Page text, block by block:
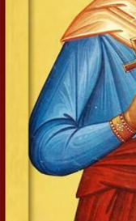
În vremea
zic că
Învățătorule,
Preia